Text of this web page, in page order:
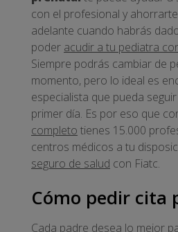
con el profesional y
adelante cuando habrás
poder acudir a tu pediatra
Siempre podrás cambiar de
momento, pero lo ideal es
especialista que pueda
primer día. Es por eso que
completo tienes 15.000
centros médicos a tu
seguro de salud con Fiatc.
Cómo pedir cita
Cada padre desea lo mejor